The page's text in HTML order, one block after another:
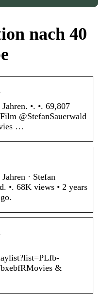
nach 40
•. •. 69,807
@StefanSauerwald
…
· Stefan
•. 68K views • 2 years
&